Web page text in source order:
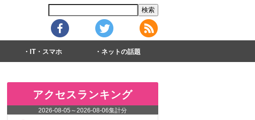
IT・スマホ ネットの話題
アクセスランキング
2026-08-05 ～2026-08-06集計分